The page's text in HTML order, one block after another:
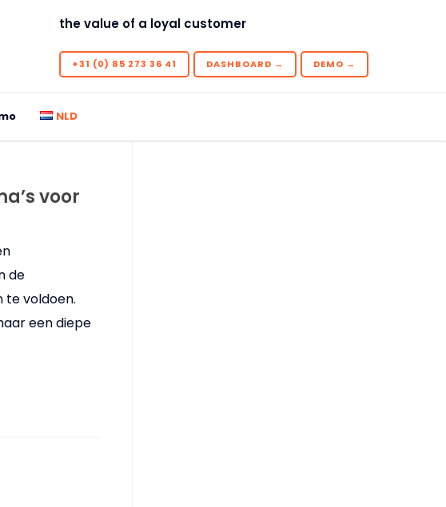
the value of a loyal customer
DEMO →
DASHBOARD →
+31 (0) 85 273 36 41
NLD
voor
de
voldoen.
een diepe